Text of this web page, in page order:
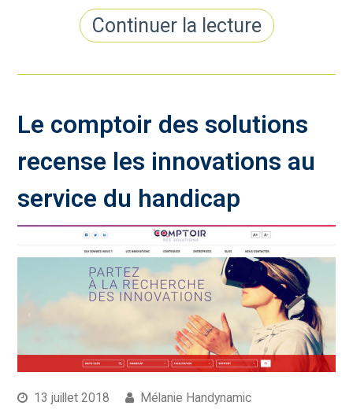
Continuer la lecture
Le comptoir des solutions
recense les innovations au
service du handicap
13 juillet 2018
Mélanie Handynamic